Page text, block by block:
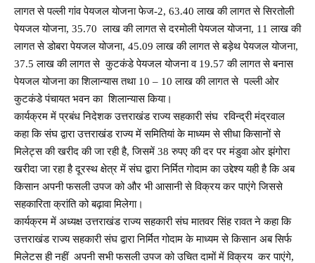
लागत से पल्ली गांव पेयजल योजना फेज-2, 63.40 लाख की लागत से सिरतोली
पेयजल योजना, 35.70 लाख की लागत से दरमोली पेयजल योजना, 11 लाख की
लागत से डोबरा पेयजल योजना, 45.09 लाख की लागत से बड़ेथ पेयजल योजना,
37.5 लाख की लागत से कुटकंडे पेयजल योजना व 19.57 की लागत से बनास
पेयजल योजना का शिलान्यास तथा 10 – 10 लाख की लागत से पल्ली ओर
कुटकंडे पंचायत भवन का शिलान्यास किया।
कार्यक्रम में प्रबंध निदेशक उत्तराखंड राज्य सहकारी संघ रविन्द्री मंद्रवाल
कहा कि संघ द्वारा उत्तराखंड राज्य में समितियां के माध्यम से सीधा किसानों से
मिलेट्स की खरीद की जा रही है, जिसमें 38 रुपए की दर पर मंडुवा ओर झंगोरा
खरीदा जा रहा है दूरस्थ क्षेत्र में संघ द्वारा निर्मित गोदाम का उद्देश्य यही है कि अब
किसान अपनी फसली उपज को और भी आसानी से विक्रय कर पाएंगे जिससे
सहकारिता क्रांति को बढ़ावा मिलेगा।
कार्यक्रम में अध्यक्ष उत्तराखंड राज्य सहकारी संघ मातवर सिंह रावत ने कहा कि
उत्तराखंड राज्य सहकारी संघ द्वारा निर्मित गोदाम के माध्यम से किसान अब सिर्फ
मिलेटस ही नहीं अपनी सभी फसली उपज को उचित दामों में विक्रय कर पाएंगे,